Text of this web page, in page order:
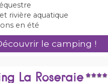
rivière aquatique
en été
le camping !
La Roseraie